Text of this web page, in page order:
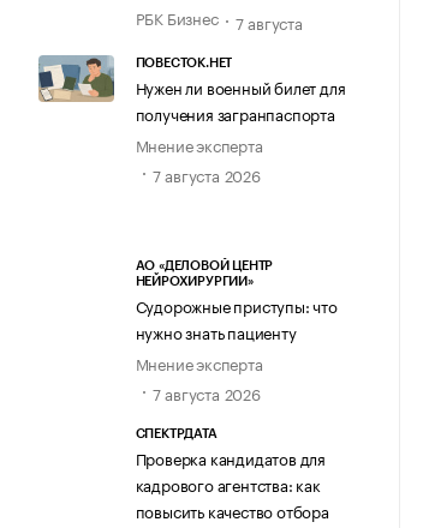
РБК Бизнес
7 августа
ПОВЕСТОК.НЕТ
Нужен ли военный билет для
получения загранпаспорта
Мнение эксперта
7 августа 2026
АО «ДЕЛОВОЙ ЦЕНТР
НЕЙРОХИРУРГИИ»
Судорожные приступы: что
нужно знать пациенту
Мнение эксперта
7 августа 2026
СПЕКТРДАТА
Проверка кандидатов для
кадрового агентства: как
повысить качество отбора